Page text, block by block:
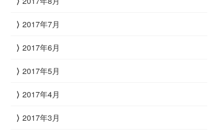
2017年7月
2017年6月
2017年5月
2017年4月
2017年3月